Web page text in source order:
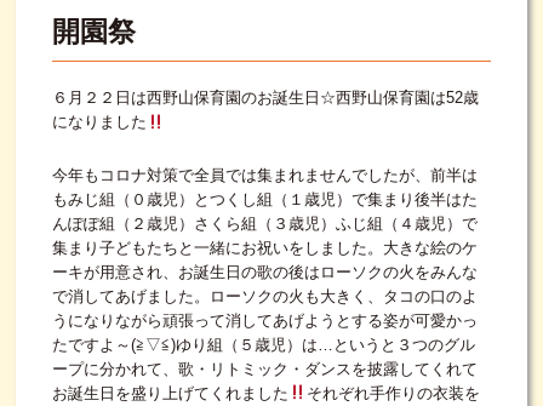
開園祭
６月２２日は西野山保育園のお誕生日☆西野山保育園は52歳
になりました
今年もコロナ対策で全員では集まれませんでしたが、前半は
もみじ組（０歳児）とつくし組（１歳児）で集まり後半はた
んぽぽ組（２歳児）さくら組（３歳児）ふじ組（４歳児）で
集まり子どもたちと一緒にお祝いをしました。大きな絵のケ
ーキが用意され、お誕生日の歌の後はローソクの火をみんな
で消してあげました。ローソクの火も大きく、タコの口のよ
うになりながら頑張って消してあげようとする姿が可愛かっ
たですよ～(≧▽≦)ゆり組（５歳児）は…というと３つのグル
ープに分かれて、歌・リトミック・ダンスを披露してくれて
お誕生日を盛り上げてくれました
それぞれ手作りの衣装を